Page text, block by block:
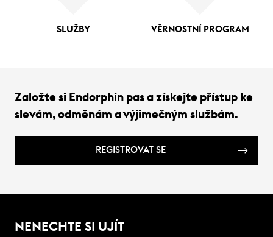
SLUŽBY VĚRNOSTNÍ PROGRAM
Založte si Endorphin pas a získejte přístup ke
slevám, odměnám a výjimečným službám.
REGISTROVAT SE
NENECHTE SI UJÍT